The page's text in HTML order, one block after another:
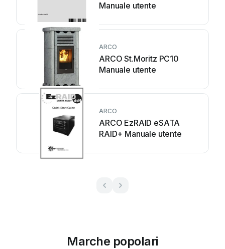
Manuale utente
ARCO
ARCO St.Moritz PC10
Manuale utente
ARCO
ARCO EzRAID eSATA
RAID+ Manuale utente
Marche popolari